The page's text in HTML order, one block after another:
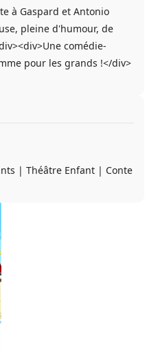
à Gaspard et Antonio
pleine d'humour, de
comédie-
pour les grands !</div>
| Théâtre Enfant | Conte